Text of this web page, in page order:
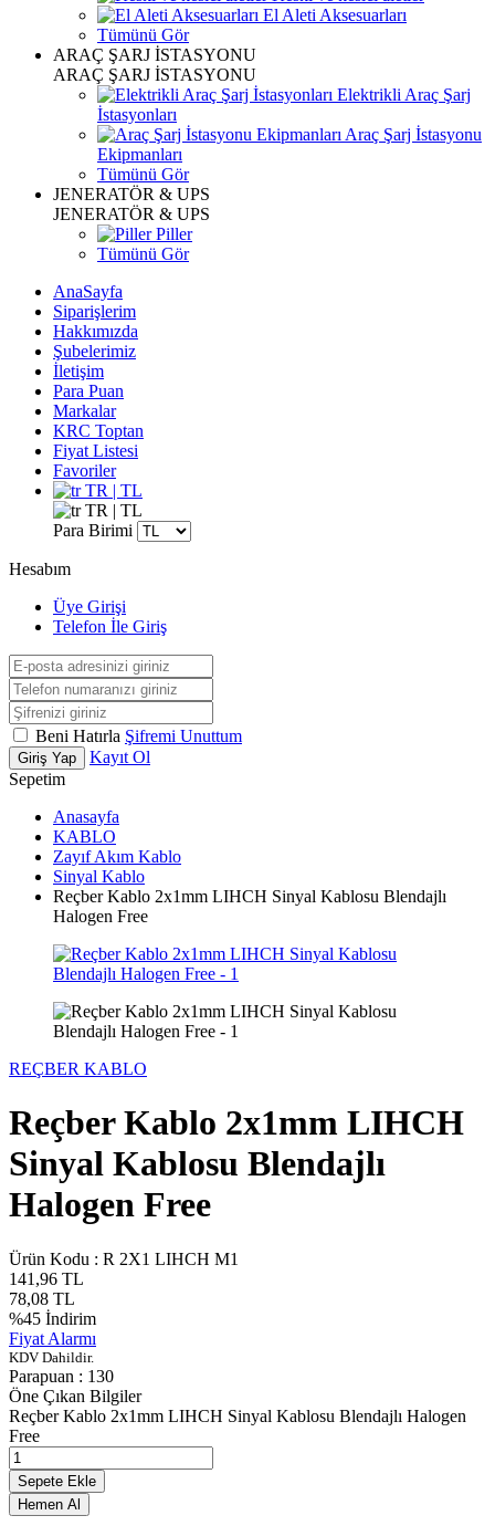
El Aleti Aksesuarları
Tümünü Gör
ARAÇ ŞARJ İSTASYONU
ARAÇ ŞARJ İSTASYONU
Elektrikli Araç Şarj
İstasyonları
Araç Şarj İstasyonu
Ekipmanları
Tümünü Gör
JENERATÖR & UPS
JENERATÖR & UPS
Piller
Tümünü Gör
AnaSayfa
Siparişlerim
Hakkımızda
Şubelerimiz
İletişim
Para Puan
Markalar
KRC Toptan
Fiyat Listesi
Favoriler
TR | TL
TR | TL
Para Birimi
Hesabım
Üye Girişi
Telefon İle Giriş
Beni Hatırla Şifremi Unuttum
Giriş Yap
Kayıt Ol
Sepetim
Anasayfa
KABLO
Zayıf Akım Kablo
Sinyal Kablo
Reçber Kablo 2x1mm LIHCH Sinyal Kablosu Blendajlı
Halogen Free
REÇBER KABLO
Reçber Kablo 2x1mm LIHCH
Sinyal Kablosu Blendajlı
Halogen Free
Ürün Kodu : R 2X1 LIHCH M1
141,96 TL
78,08 TL
%45 İndirim
Fiyat Alarmı
KDV Dahildir.
Parapuan : 130
Öne Çıkan Bilgiler
Reçber Kablo 2x1mm LIHCH Sinyal Kablosu Blendajlı Halogen
Free
Sepete Ekle
Hemen Al